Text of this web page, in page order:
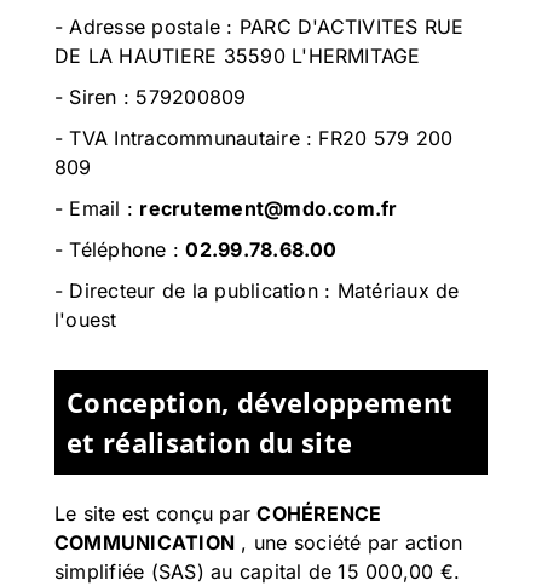
- Adresse postale : PARC D'ACTIVITES RUE
DE LA HAUTIERE 35590 L'HERMITAGE
- Siren : 579200809
- TVA Intracommunautaire : FR20 579 200
809
- Email : recrutement@mdo.com.fr
- Téléphone :02.99.78.68.00
- Directeur de la publication : Matériaux de
l'ouest
Conception, développement
et réalisation du site
Le site est conçu parCOHÉRENCE
COMMUNICATION , une société par action
simplifiée (SAS) au capital de 15 000,00 €.